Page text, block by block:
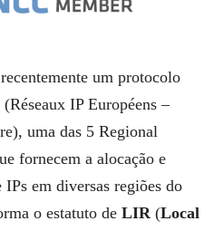
um protocolo
(Réseaux IP Européens –
uma das 5 Regional
fornecem a alocação e
IPs em diversas regiões do
o estatuto de LIR (Local